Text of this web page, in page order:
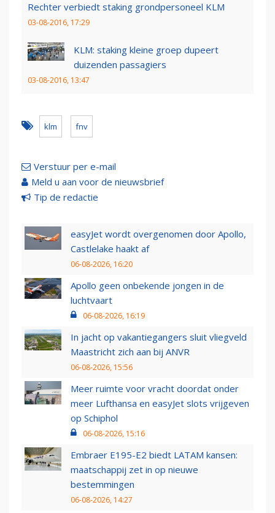
Rechter verbiedt staking grondpersoneel KLM
03-08-2016, 17:29
KLM: staking kleine groep dupeert
duizenden passagiers
03-08-2016, 13:47
klm fnv
Verstuur per e-mail
Meld u aan voor de nieuwsbrief
Tip de redactie
easyJet wordt overgenomen door Apollo,
Castlelake haakt af
06-08-2026, 16:20
Apollo geen onbekende jongen in de
luchtvaart
06-08-2026, 16:19
In jacht op vakantiegangers sluit vliegveld
Maastricht zich aan bij ANVR
06-08-2026, 15:56
Meer ruimte voor vracht doordat onder
meer Lufthansa en easyJet slots vrijgeven
op Schiphol
06-08-2026, 15:16
Embraer E195-E2 biedt LATAM kansen:
maatschappij zet in op nieuwe
bestemmingen
06-08-2026, 14:27